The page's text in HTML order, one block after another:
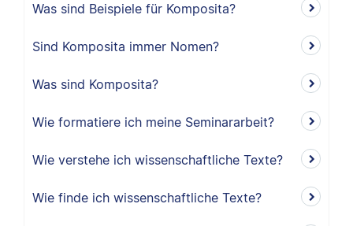
Was sind Beispiele für Komposita?
Sind Komposita immer Nomen?
Was sind Komposita?
Wie formatiere ich meine Seminararbeit?
Wie verstehe ich wissenschaftliche Texte?
Wie finde ich wissenschaftliche Texte?